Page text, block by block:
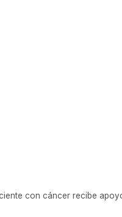
con cáncer recibe